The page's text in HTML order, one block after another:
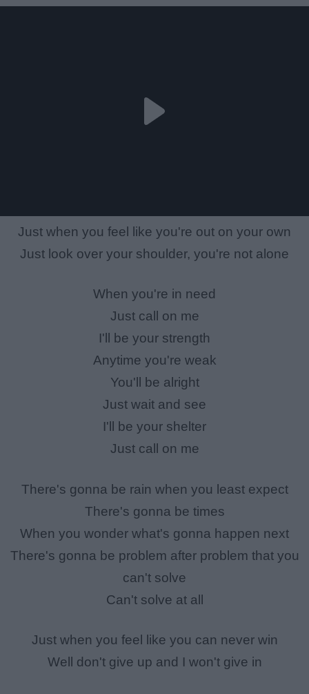
Just when you feel like you're out on your own
Just look over your shoulder, you're not alone
When you're in need
Just call on me
I'll be your strength
Anytime you're weak
You'll be alright
Just wait and see
I'll be your shelter
Just call on me
There's gonna be rain when you least expect
There's gonna be times
When you wonder what's gonna happen next
There's gonna be problem after problem that you
can't solve
Can't solve at all
Just when you feel like you can never win
Well don't give up and I won't give in